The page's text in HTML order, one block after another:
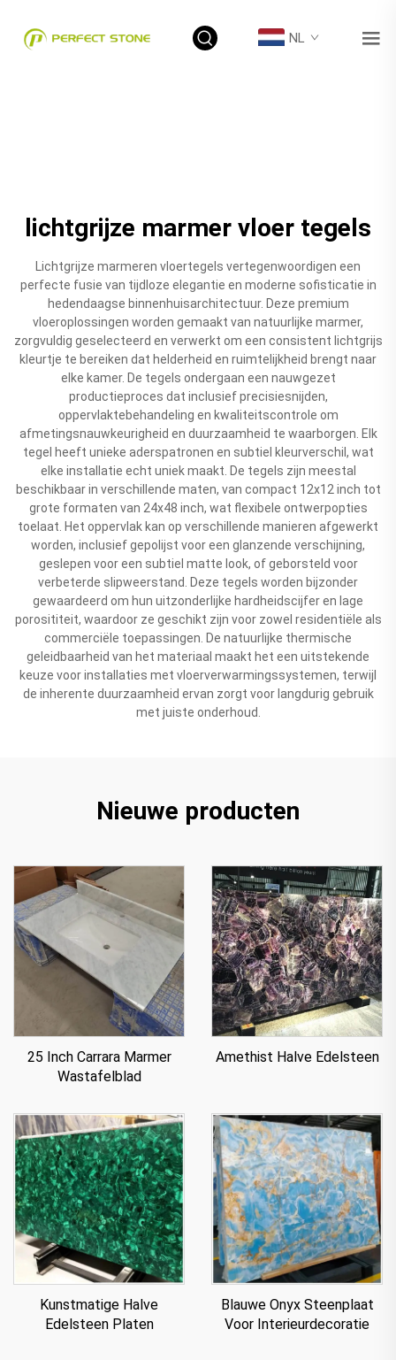
NL
lichtgrijze marmer vloer tegels
Lichtgrijze marmeren vloertegels vertegenwoordigen een
perfecte fusie van tijdloze elegantie en moderne sofisticatie in
hedendaagse binnenhuisarchitectuur. Deze premium
vloeroplossingen worden gemaakt van natuurlijke marmer,
zorgvuldig geselecteerd en verwerkt om een consistent lichtgrijs
kleurtje te bereiken dat helderheid en ruimtelijkheid brengt naar
elke kamer. De tegels ondergaan een nauwgezet
productieproces dat inclusief precisiesnijden,
oppervlaktebehandeling en kwaliteitscontrole om
afmetingsnauwkeurigheid en duurzaamheid te waarborgen. Elk
tegel heeft unieke aderspatronen en subtiel kleurverschil, wat
elke installatie echt uniek maakt. De tegels zijn meestal
beschikbaar in verschillende maten, van compact 12x12 inch tot
grote formaten van 24x48 inch, wat flexibele ontwerpopties
toelaat. Het oppervlak kan op verschillende manieren afgewerkt
worden, inclusief gepolijst voor een glanzende verschijning,
geslepen voor een subtiel matte look, of geborsteld voor
verbeterde slipweerstand. Deze tegels worden bijzonder
gewaardeerd om hun uitzonderlijke hardheidscijfer en lage
porosititeit, waardoor ze geschikt zijn voor zowel residentiële als
commerciële toepassingen. De natuurlijke thermische
geleidbaarheid van het materiaal maakt het een uitstekende
keuze voor installaties met vloerverwarmingssystemen, terwijl
de inherente duurzaamheid ervan zorgt voor langdurig gebruik
met juiste onderhoud.
Nieuwe producten
25 Inch Carrara Marmer
Wastafelblad
Amethist Halve Edelsteen
Kunstmatige Halve
Edelsteen Platen
Blauwe Onyx Steenplaat
Voor Interieurdecoratie